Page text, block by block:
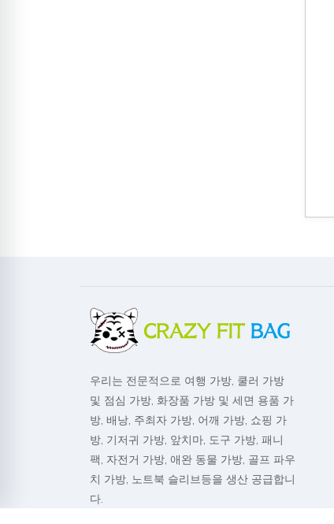
우리는 전문적으로 여행 가방, 쿨러 가방
및 점심 가방, 화장품 가방 및 세면 용품 가
방, 배낭, 주최자 가방, 어깨 가방, 쇼핑 가
방, 기저귀 가방, 앞치마, 도구 가방, 패니
팩, 자전거 가방, 애완 동물 가방, 골프 파우
치 가방, 노트북 슬리브등을 생산 공급합니
다.